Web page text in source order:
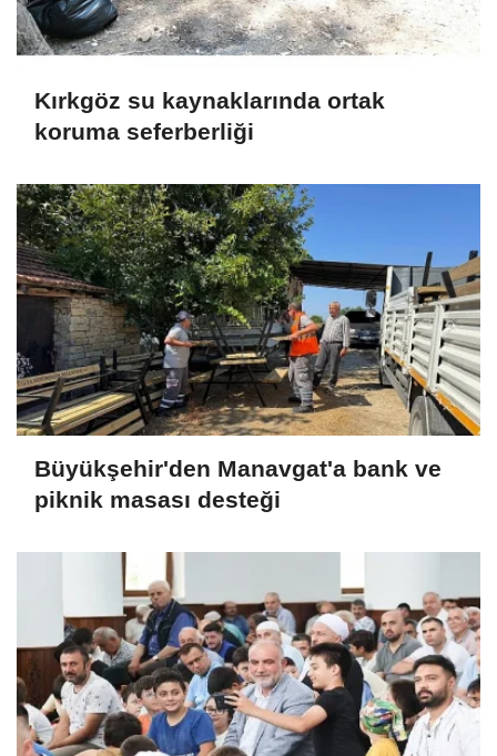
Kırkgöz su kaynaklarında ortak
koruma seferberliği
Büyükşehir'den Manavgat'a bank ve
piknik masası desteği